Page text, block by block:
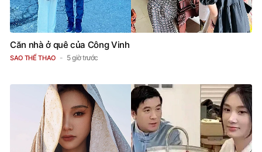
Căn nhà ở quê của Công Vinh
SAO THỂ THAO 5 giờ trước